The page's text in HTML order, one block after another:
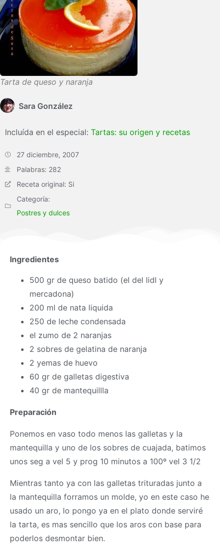
Tarta de queso y naranja
Sara González
Incluída en el especial: Tartas: su origen y recetas
27 diciembre, 2007
Palabras: 282
Receta original: Si
Categoría:
Postres y dulces
Ingredientes
500 gr de queso batido (el del lidl y
mercadona)
200 ml de nata liquida
250 de leche condensada
el zumo de 2 naranjas
2 sobres de gelatina de naranja
2 yemas de huevo
60 gr de galletas digestiva
40 gr de mantequillla
Preparación
Ponemos en vaso todo menos las galletas y la
mantequilla y uno de los sobres de cuajada, batimos
unos seg a vel 5 y prog 10 minutos a 100º vel 3 1/2
Mientras tanto ya con las galletas trituradas junto a
la mantequilla forramos un molde, yo en este caso he
usado un aro, lo pongo ya en el plato donde serviré
la tarta, es mas sencillo que los aros con base para
poderlos desmontar bien.